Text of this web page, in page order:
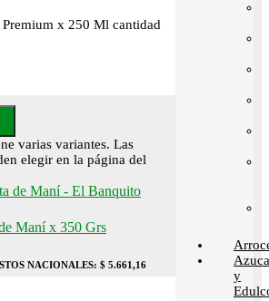
x 250 Ml cantidad
varias variantes. Las
elegir en la página del
Maní x 350 Grs
NACIONALES: $ 5.661,16
y